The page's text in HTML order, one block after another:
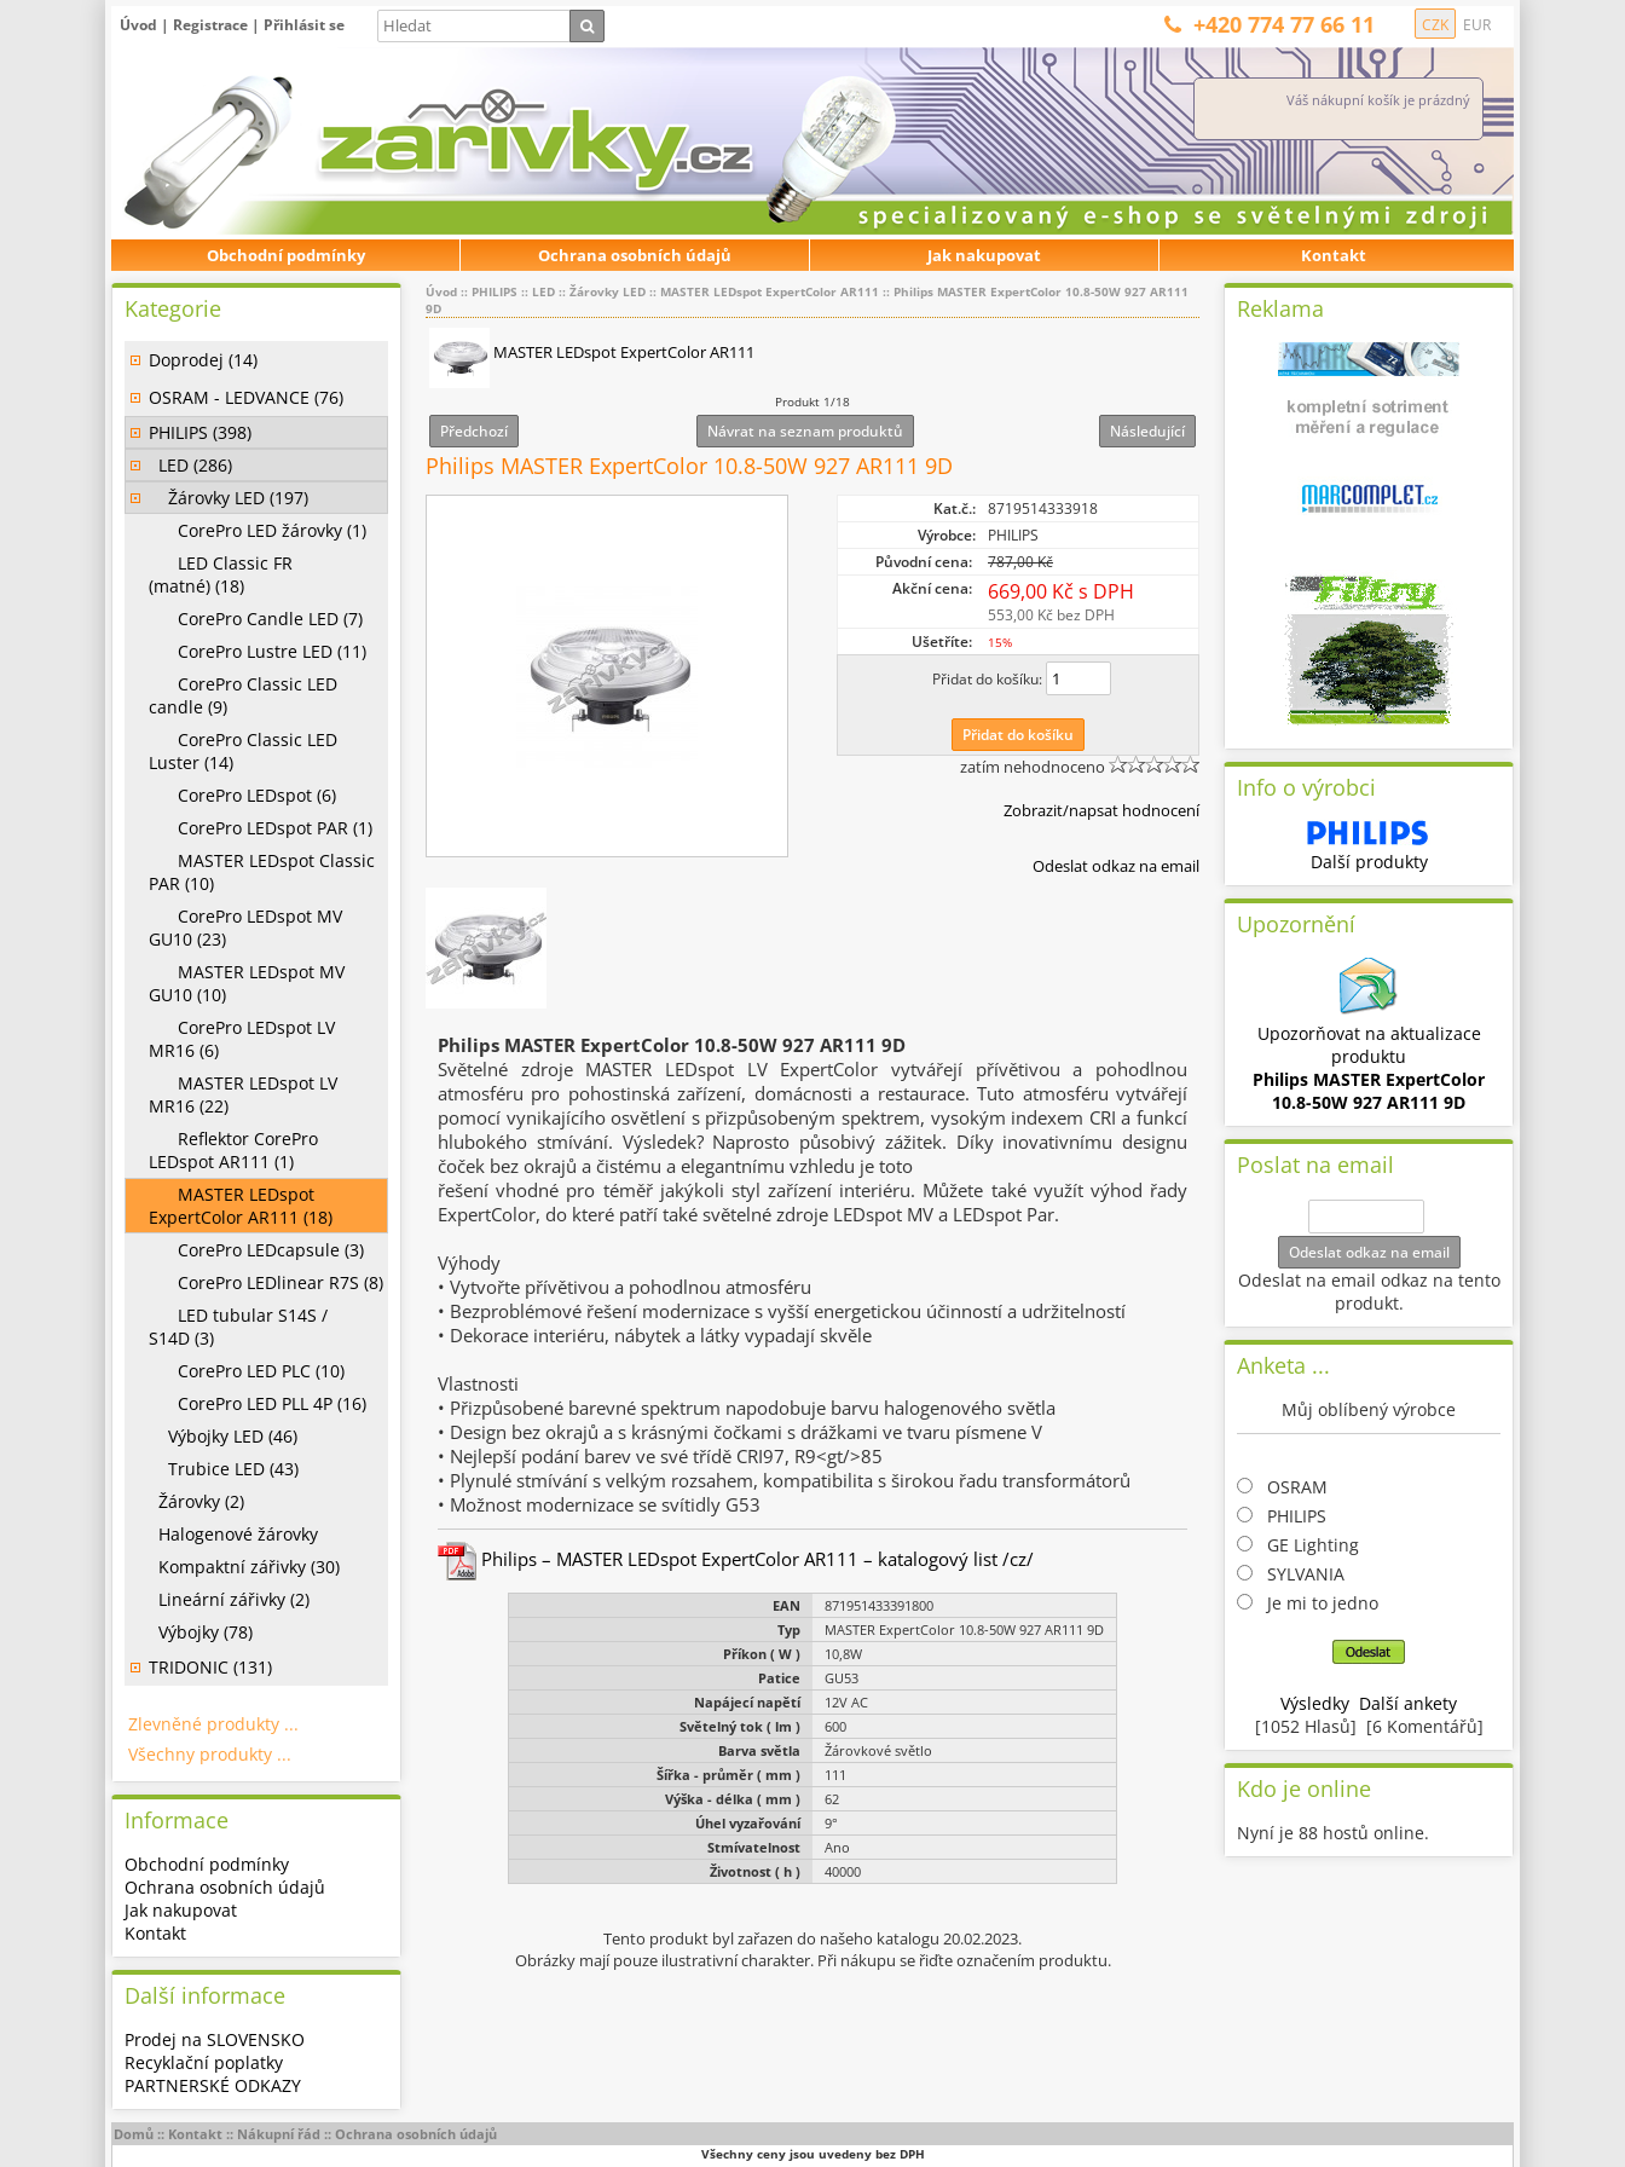
Úvod | Registrace | Přihlásit se CZK EUR
+420 774 77 66 11
Váš nákupní košík je prázdný
Obchodní podmínky Ochrana osobních údajů Jak nakupovat Kontakt
Úvod :: PHILIPS :: LED :: Žárovky LED :: MASTER LEDspot ExpertColor AR111 :: Philips MASTER ExpertColor 10.8-50W 927 AR111
9D
MASTER LEDspot ExpertColor AR111
Produkt 1/18
Předchozí Návrat na seznam produktů Následující
Philips MASTER ExpertColor 10.8-50W 927 AR111 9D
Kat.č.: 8719514333918
Výrobce:
PHILIPS
Původní cena:
787,00 Kč
Akční cena:
669,00 Kč s DPH
553,00 Kč bez DPH
Ušetříte:
15%
Přidat do košíku:
Přidat do košíku
zatím nehodnoceno
Zobrazit/napsat hodnocení
Odeslat odkaz na email
Philips MASTER ExpertColor 10.8-50W 927 AR111 9D
Světelné zdroje MASTER LEDspot LV ExpertColor vytvářejí přívětivou a pohodlnou
atmosféru pro pohostinská zařízení, domácnosti a restaurace. Tuto atmosféru vytvářejí
pomocí vynikajícího osvětlení s přizpůsobeným spektrem, vysokým indexem CRI a funkcí
hlubokého stmívání. Výsledek? Naprosto působivý zážitek. Díky inovativnímu designu
čoček bez okrajů a čistému a elegantnímu vzhledu je toto
řešení vhodné pro téměř jakýkoli styl zařízení interiéru. Můžete také využít výhod řady
ExpertColor, do které patří také světelné zdroje LEDspot MV a LEDspot Par.
Výhody
• Vytvořte přívětivou a pohodlnou atmosféru
• Bezproblémové řešení modernizace s vyšší energetickou účinností a udržitelností
• Dekorace interiéru, nábytek a látky vypadají skvěle
Vlastnosti
• Přizpůsobené barevné spektrum napodobuje barvu halogenového světla
• Design bez okrajů a s krásnými čočkami s drážkami ve tvaru písmene V
• Nejlepší podání barev ve své třídě CRI97, R9<gt/>85
• Plynulé stmívání s velkým rozsahem, kompatibilita s širokou řadu transformátorů
• Možnost modernizace se svítidly G53
Philips – MASTER LEDspot ExpertColor AR111 – katalogový list /cz/
EAN
871951433391800
Typ
MASTER ExpertColor 10.8-50W 927 AR111 9D
Příkon ( W )
10,8W
Patice
GU53
Napájecí napětí
12V AC
Světelný tok ( lm )
600
Barva světla
Žárovkové světlo
Šířka - průměr ( mm )
111
Výška - délka ( mm )
62
Úhel vyzařování
9°
Stmívatelnost
Ano
Životnost ( h )
40000
Tento produkt byl zařazen do našeho katalogu 20.02.2023.
Obrázky mají pouze ilustrativní charakter. Při nákupu se řiďte označením produktu.
Kategorie
Doprodej (14)
OSRAM - LEDVANCE (76)
PHILIPS (398)
LED (286)
Žárovky LED (197)
CorePro LED žárovky (1)
LED Classic FR
(matné) (18)
CorePro Candle LED (7)
CorePro Lustre LED (11)
CorePro Classic LED
candle (9)
CorePro Classic LED
Luster (14)
CorePro LEDspot (6)
CorePro LEDspot PAR (1)
MASTER LEDspot Classic
PAR (10)
CorePro LEDspot MV
GU10 (23)
MASTER LEDspot MV
GU10 (10)
CorePro LEDspot LV
MR16 (6)
MASTER LEDspot LV
MR16 (22)
Reflektor CorePro
LEDspot AR111 (1)
MASTER LEDspot
ExpertColor AR111 (18)
CorePro LEDcapsule (3)
CorePro LEDlinear R7S (8)
LED tubular S14S /
S14D (3)
CorePro LED PLC (10)
CorePro LED PLL 4P (16)
Výbojky LED (46)
Trubice LED (43)
Žárovky (2)
Halogenové žárovky
Kompaktní zářivky (30)
Lineární zářivky (2)
Výbojky (78)
TRIDONIC (131)
Zlevněné produkty ...
Všechny produkty ...
Informace
Obchodní podmínky
Ochrana osobních údajů
Jak nakupovat
Kontakt
Další informace
Prodej na SLOVENSKO
Recyklační poplatky
PARTNERSKÉ ODKAZY
Reklama
Info o výrobci
Další produkty
Upozornění
Upozorňovat na aktualizace
produktu
Philips MASTER ExpertColor
10.8-50W 927 AR111 9D
Poslat na email
Odeslat odkaz na email
Odeslat na email odkaz na tento
produkt.
Anketa ...
Můj oblíbený výrobce
OSRAM
PHILIPS
GE Lighting
SYLVANIA
Je mi to jedno
Výsledky Další ankety
[1052 Hlasů] [6 Komentářů]
Kdo je online
Nyní je 88 hostů online.
Domů :: Kontakt :: Nákupní řád :: Ochrana osobních údajů
Všechny ceny jsou uvedeny bez DPH